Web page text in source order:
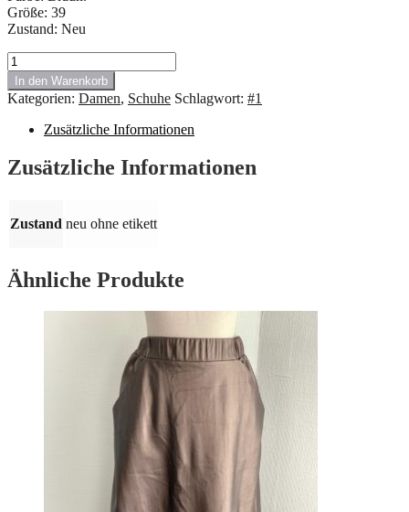
Größe: 39
Zustand: Neu
#
1.672
Flip-
Flops
Gummi,
braun,
Größe
Menge
In den Warenkorb
Kategorien: Damen, Schuhe Schlagwort: #1
Zusätzliche Informationen
Zusätzliche Informationen
Zustand neu ohne etikett
Ähnliche Produkte